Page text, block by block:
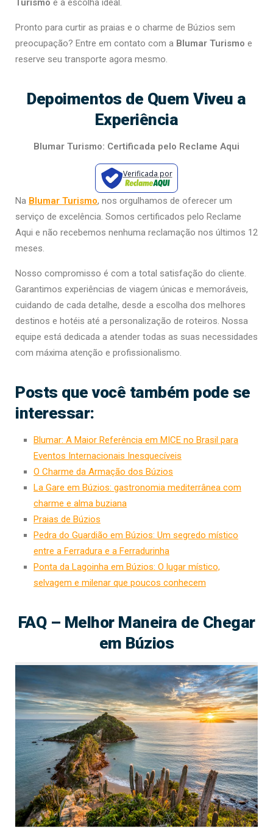
Pronto para curtir as praias e o charme de Búzios sem
preocupação? Entre em contato com a Blumar Turismo e
reserve seu transporte agora mesmo.
Depoimentos de Quem Viveu a
Experiência
Blumar Turismo: Certificada pelo Reclame Aqui
Verificada por
Na Blumar Turismo, nos orgulhamos de oferecer um
serviço de excelência. Somos certificados pelo Reclame
Aqui e não recebemos nenhuma reclamação nos últimos 12
meses.
Nosso compromisso é com a total satisfação do cliente.
Garantimos experiências de viagem únicas e memoráveis,
cuidando de cada detalhe, desde a escolha dos melhores
destinos e hotéis até a personalização de roteiros. Nossa
equipe está dedicada a atender todas as suas necessidades
com máxima atenção e profissionalismo.
Posts que você também pode se
interessar:
Blumar: A Maior Referência em MICE no Brasil para
Eventos Internacionais Inesquecíveis
O Charme da Armação dos Búzios
La Gare em Búzios: gastronomia mediterrânea com
charme e alma buziana
Praias de Búzios
Pedra do Guardião em Búzios: Um segredo místico
entre a Ferradura e a Ferradurinha
Ponta da Lagoinha em Búzios: O lugar místico,
selvagem e milenar que poucos conhecem
FAQ – Melhor Maneira de Chegar
em Búzios